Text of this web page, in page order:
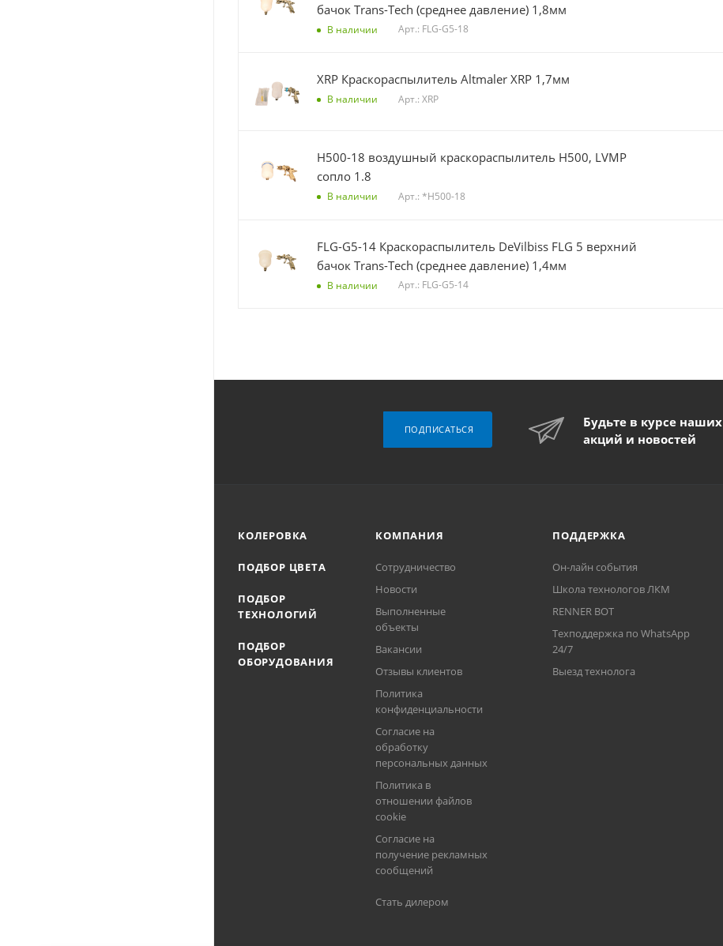
бачок Trans-Tech (среднее давление) 1,8мм
В наличии Арт.: FLG-G5-18
XRP Краскораспылитель Altmaler XRP 1,7мм
В наличии Арт.: XRP
H500-18 воздушный краскораспылитель H500, LVMP
сопло 1.8
В наличии Арт.: *H500-18
FLG-G5-14 Краскораспылитель DeVilbiss FLG 5 верхний
бачок Trans-Tech (среднее давление) 1,4мм
В наличии Арт.: FLG-G5-14
Будьте в курсе наших
акций и новостей
ПОДПИСАТЬСЯ
КОЛЕРОВКА
ПОДБОР ЦВЕТА
ПОДБОР
ТЕХНОЛОГИЙ
ПОДБОР
ОБОРУДОВАНИЯ
КОМПАНИЯ
Сотрудничество
Новости
Выполненные
объекты
Вакансии
Отзывы клиентов
Политика
конфиденциальности
Согласие на
обработку
персональных данных
Политика в
отношении файлов
cookie
Согласие на
получение рекламных
сообщений
Стать дилером
ПОДДЕРЖКА
Он-лайн события
Школа технологов ЛКМ
RENNER BOT
Техподдержка по WhatsApp
24/7
Выезд технолога